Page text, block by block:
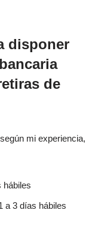
disponer
de
mi experiencia,
hábiles
a 3 días hábiles